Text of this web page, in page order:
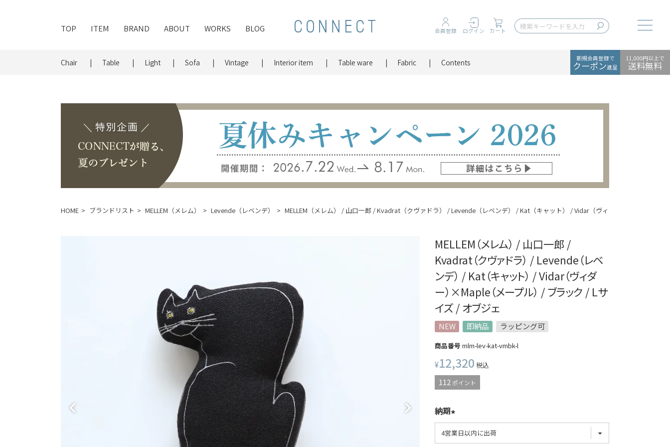
TOP ITEM BRAND ABOUT WORKS BLOG 会員登録 ログイン カート
Chair Table Light Sofa Vintage Interior item Table ware Fabric Contents 新規会員登録で
クーポン進呈
11,000円以上で
送料無料
HOME ブランドリスト MELLEM（メレム） Levende（レベンデ） MELLEM（メレム） / 山口一郎 / Kvadrat（クヴァドラ） / Levende（レベンデ） / Kat（キャット） / Vidar（ヴィダー）×Maple（メ
MELLEM（メレム） / 山口一郎 /
Kvadrat（クヴァドラ） / Levende（レベ
ンデ） / Kat（キャット） / Vidar（ヴィダ
ー）×Maple（メープル） / ブラック / Lサ
イズ / オブジェ
NEW 即納品 ラッピング可
商品番号 mlm-lev-kat-vmbk-l
¥12,320 税込
112 ポイント
納期